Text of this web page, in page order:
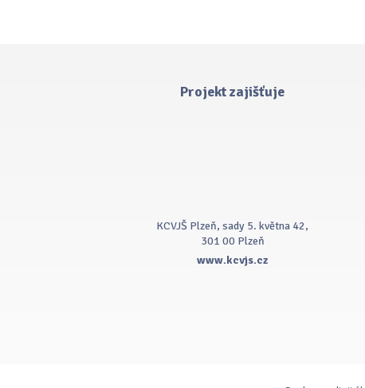
Projekt zajišťuje
KCVJŠ Plzeň, sady 5. května 42,
301 00 Plzeň
www.kcvjs.cz